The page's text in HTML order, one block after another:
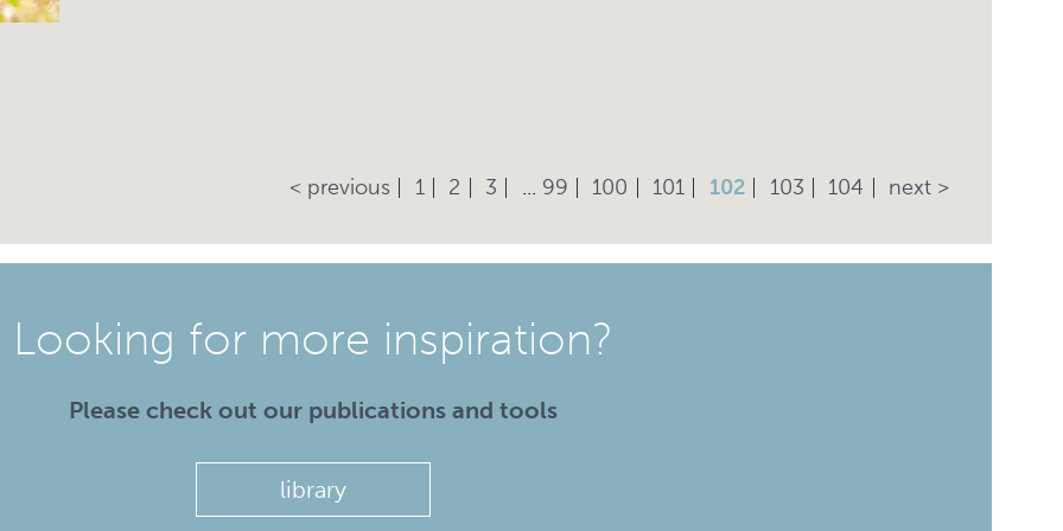
< previous 1 2 3 ... 99 100 101 102 103 104 next >
Looking for more inspiration?
Please check out our publications and tools
library